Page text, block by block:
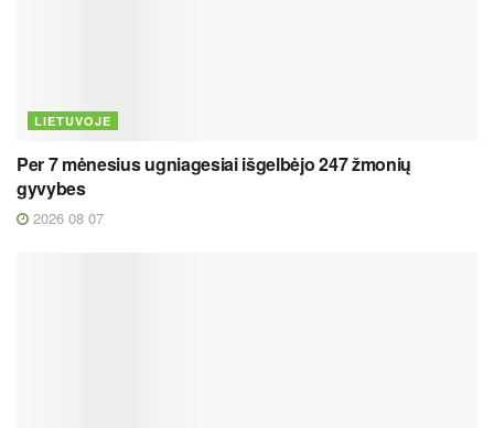
LIETUVOJE
Per 7 mėnesius ugniagesiai išgelbėjo 247 žmonių
gyvybes
2026 08 07